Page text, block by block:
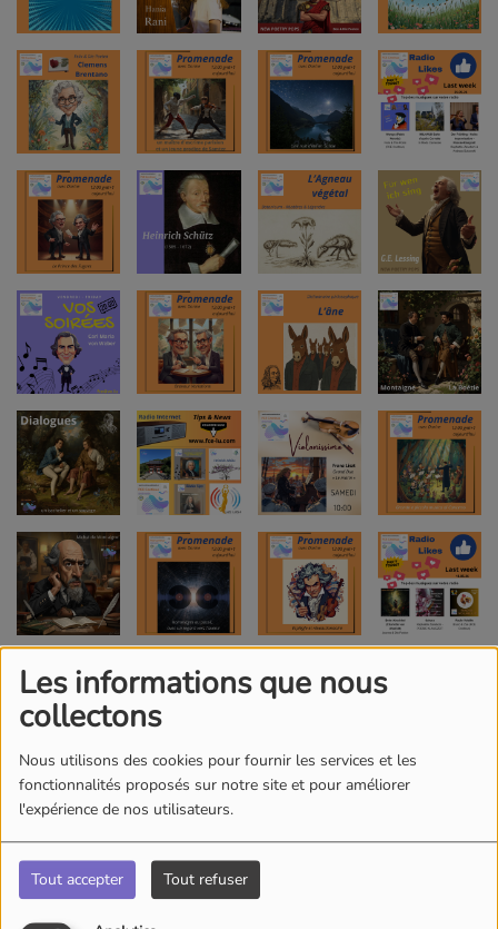
Les informations que nous
collectons
Nous utilisons des cookies pour fournir les services et les
fonctionnalités proposés sur notre site et pour améliorer
l'expérience de nos utilisateurs.
Tout accepter Tout refuser